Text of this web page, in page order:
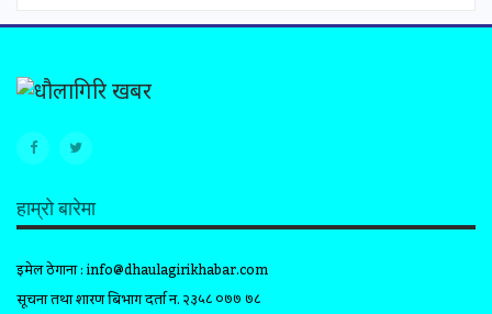
हाम्रो बारेमा
इमेल ठेगाना :info@dhaulagirikhabar.com
सूचना तथा प्रशारण बिभाग दर्ता न. २३५८ ०७७ ७८